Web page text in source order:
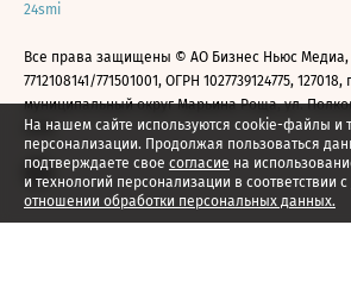
На нашем сайте используются cookie-файлы и
персонализации. Продолжая пользоваться
подтверждаете свое согласие на
и технологий персонализации в соответствии с
отношении обработки персональных данных.
24smi
Все права защищены © АО Бизнес Ньюс
7712108141/771501001, ОГРН 1027739124775,
муниципальный округ Марьина Роща, ул.
2026